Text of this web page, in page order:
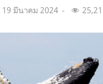
Posted
19 มีนาคม 2024